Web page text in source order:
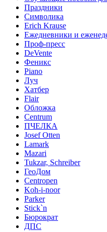
Праздники
Символика
Erich Krause
Ежедневники и
Проф-пресс
DeVente
Феникс
Piano
Луч
Хатбер
Flair
Обложка
Centrum
ПЧЕЛКА
Josef Otten
Lamark
Mazari
Tukzar, Schreiber
ГеоДом
Centropen
Koh-i-noor
Parker
Stick`n
Бюрократ
ДПС